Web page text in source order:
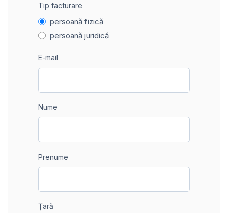
Tip facturare
persoană fizică
persoană juridică
E-mail
Nume
Prenume
Țară